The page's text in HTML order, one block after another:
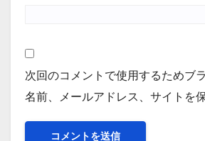
次回のコメントで使用するためブ
名前、メールアドレス、サイトを